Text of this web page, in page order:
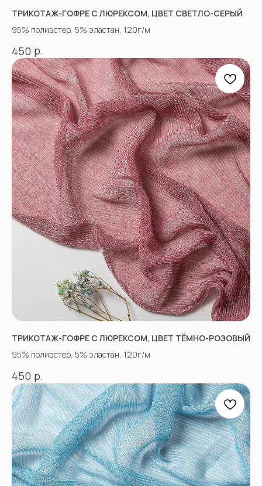
ТРИКОТАЖ-ГОФРЕ С ЛЮРЕКСОМ, ЦВЕТ СВЕТЛО-СЕРЫЙ
95% полиэстер, 5% эластан, 120г/м
450 р.
ТРИКОТАЖ-ГОФРЕ С ЛЮРЕКСОМ, ЦВЕТ ТЁМНО-РОЗОВЫЙ
95% полиэстер, 5% эластан, 120г/м
450 р.
ВКОНТАКТЕ
ОДНОКЛАССНИКИ
INSTAGRAM*
TIK TOK*
YOU TUBE
СОЦСЕТИ
«Ткани 3.5.7»
Оптово-розничный
@ 2026
ИП Вакульчик Мария Олеговна
ОГРН 322265100088534
ИНН 262609965884
КАТАЛОГ
*